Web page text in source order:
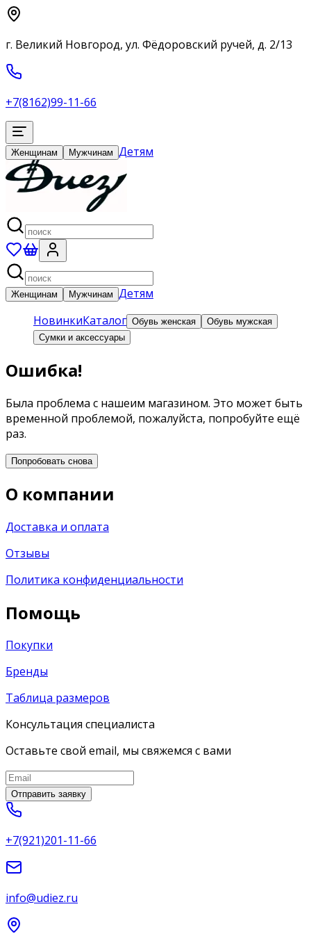
г. Великий Новгород, ул. Фёдоровский ручей, д. 2/13
+7(8162)99-11-66
Женщинам Мужчинам Детям
Женщинам Мужчинам Детям
НовинкиКаталог Обувь женская
Обувь мужская
Сумки и аксессуары
Ошибка!
Была проблема с нашеим магазином. Это может быть
временной проблемой, пожалуйста, попробуйте ещё
раз.
Попробовать снова
О компании
Доставка и оплата
Отзывы
Политика конфиденциальности
Помощь
Покупки
Бренды
Таблица размеров
Консультация специалиста
Оставьте свой email, мы свяжемся с вами
Отправить заявку
+7(921)201-11-66
info@udiez.ru